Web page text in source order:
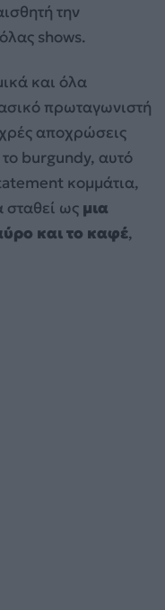
την
shows.
και όλα
πρωταγωνιστή
αποχρώσεις
το burgundy, αυτό
κομμάτια,
σταθεί ως μια
και το καφέ,